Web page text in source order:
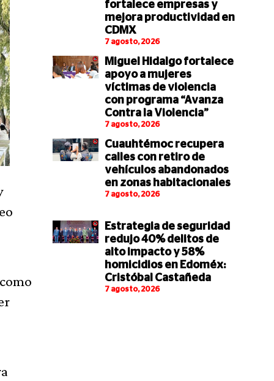
fortalece empresas y
mejora productividad en
CDMX
7 agosto, 2026
Miguel Hidalgo fortalece
apoyo a mujeres
víctimas de violencia
con programa “Avanza
Contra la Violencia”
7 agosto, 2026
Cuauhtémoc recupera
calles con retiro de
vehículos abandonados
en zonas habitacionales
7 agosto, 2026
Estrategia de seguridad
redujo 40% delitos de
alto impacto y 58%
homicidios en Edoméx:
Cristóbal Castañeda
7 agosto, 2026